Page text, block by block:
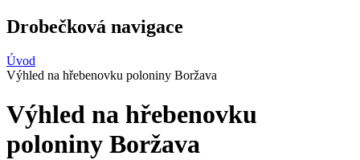
Drobečková navigace
Úvod
Výhled na hřebenovku poloniny Boržava
Výhled na hřebenovku
poloniny Boržava